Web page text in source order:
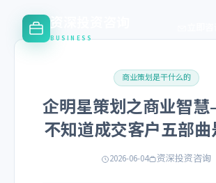
资深投资咨询
BUSINESS
商业策划是干什么的
企明星策划之商业智
不知道成交客户五部曲
2026-06-04 资深投资咨询